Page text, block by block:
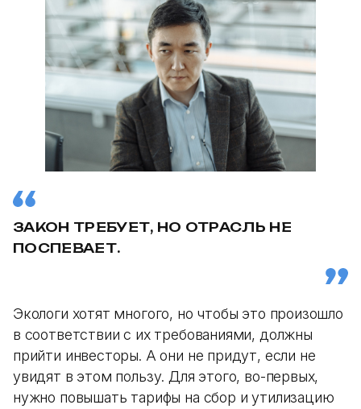
ЗАКОН ТРЕБУЕТ, НО ОТРАСЛЬ НЕ
ПОСПЕВАЕТ.
Экологи хотят многого, но чтобы это произошло
в соответствии с их требованиями, должны
прийти инвесторы. А они не придут, если не
увидят в этом пользу. Для этого, во-первых,
нужно повышать тарифы на сбор и утилизацию